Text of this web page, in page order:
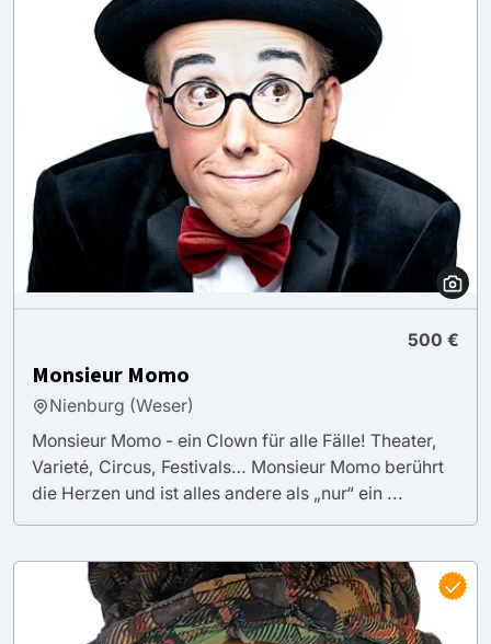
500 €
Monsieur Momo
Nienburg (Weser)
Monsieur Momo - ein Clown für alle Fälle! Theater,
Varieté, Circus, Festivals… Monsieur Momo berührt
die Herzen und ist alles andere als „nur“ ein ...